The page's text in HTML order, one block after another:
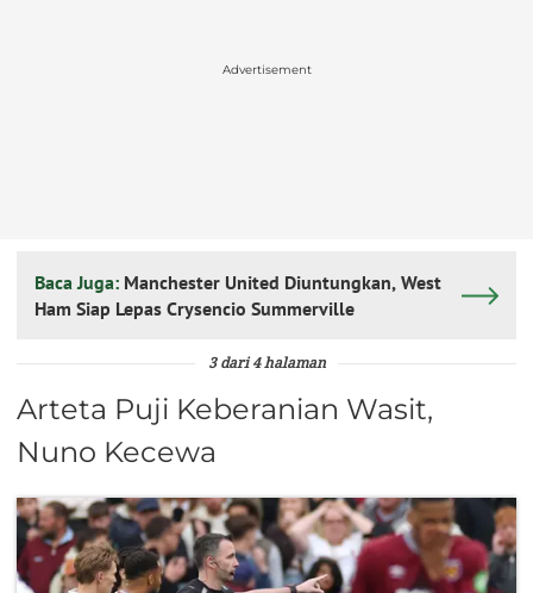
Advertisement
Baca Juga: Manchester United Diuntungkan, West
Ham Siap Lepas Crysencio Summerville
3 dari 4 halaman
Arteta Puji Keberanian Wasit,
Nuno Kecewa